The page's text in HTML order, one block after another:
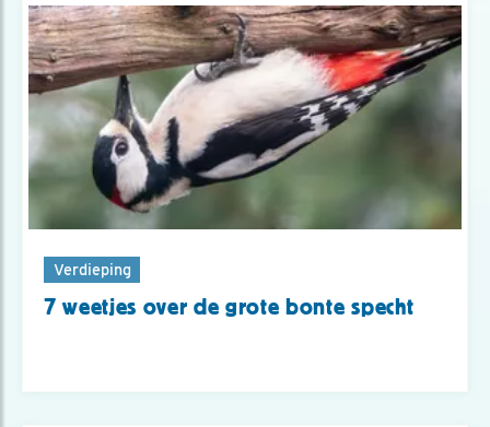
Verdieping
7 weetjes over de grote bonte specht